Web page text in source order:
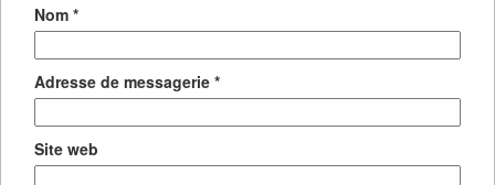
Nom *
Adresse de messagerie *
Site web